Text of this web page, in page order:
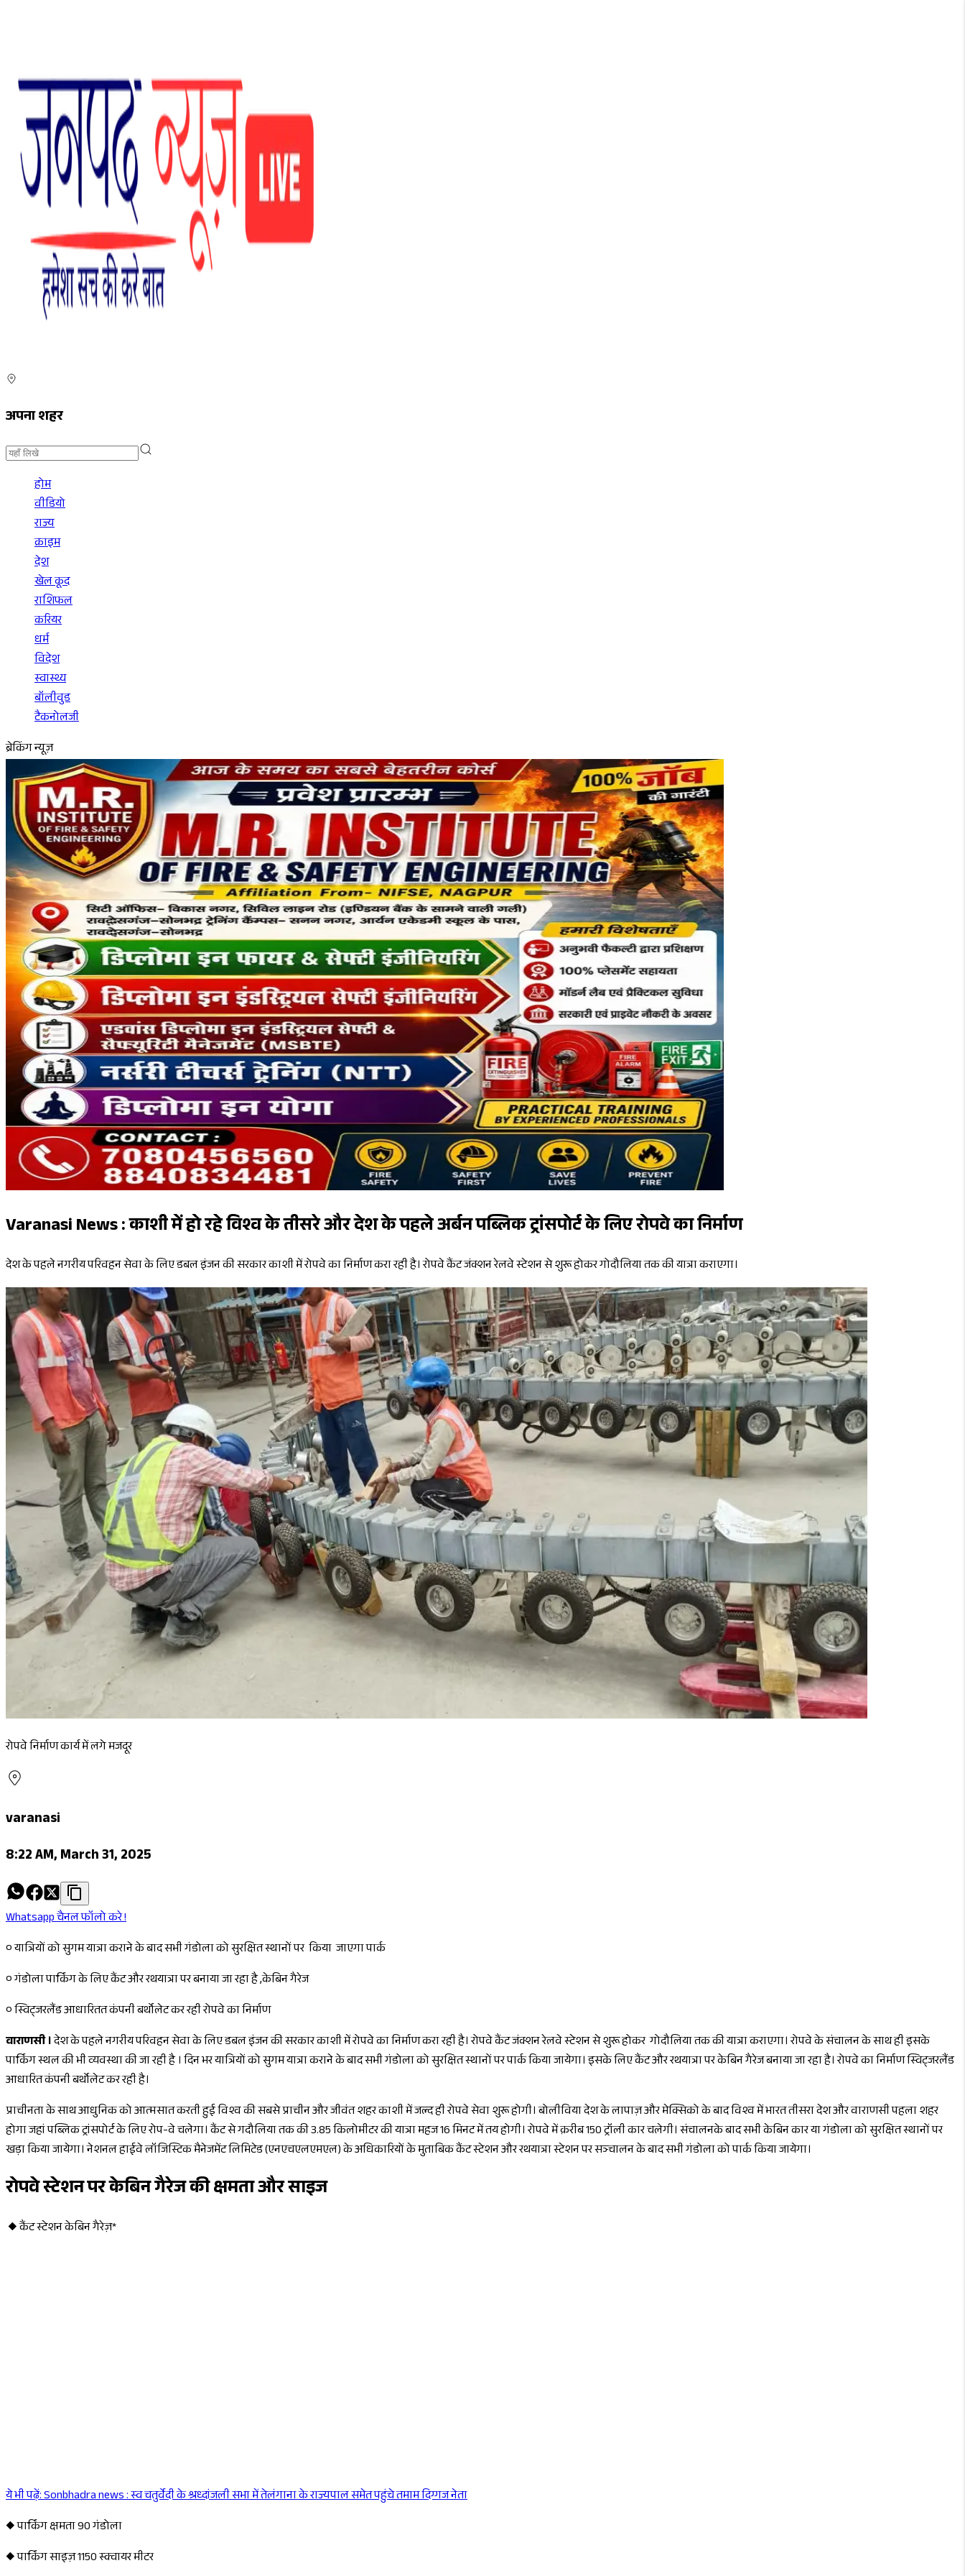
अपना शहर
होम
वीडियो
राज्य
क्राइम
देश
खेल कूद
राशिफल
करियर
धर्म
विदेश
स्वास्थ्य
बॉलीवुड
टैकनोलजी
ब्रेकिंग न्यूज़
Varanasi News : काशी में हो रहे विश्व के तीसरे और देश के पहले अर्बन पब्लिक ट्रांसपोर्ट के लिए रोपवे का निर्माण
देश के पहले नगरीय परिवहन सेवा के लिए डबल इंजन की सरकार काशी में रोपवे का निर्माण करा रही है। रोपवे कैंट जंक्शन रेलवे स्टेशन से शुरू होकर गोदौलिया तक की यात्रा कराएगा।
रोपवे निर्माण कार्य में लगे मजदूर
varanasi
8:22 AM, March 31, 2025
Whatsapp चैनल फॉलो करे !
० यात्रियों को सुगम यात्रा कराने के बाद सभी गंडोला को सुरक्षित स्थानों पर किया जाएगा पार्क
० गंडोला पार्किंग के लिए कैंट और रथयात्रा पर बनाया जा रहा है ,केबिन गैरेज
० स्विट्जरलैंड आधारितत कंपनी बर्थोलेट कर रही रोपवे का निर्माण
वाराणसी ।देश के पहले नगरीय परिवहन सेवा के लिए डबल इंजन की सरकार काशी में रोपवे का निर्माण करा रही है। रोपवे कैंट जंक्शन रेलवे स्टेशन से शुरू होकर गोदौलिया तक की यात्रा कराएगा। रोपवे के संचालन के साथ ही इसके
पार्किंग स्थल की भी व्यवस्था की जा रही है । दिन भर यात्रियों को सुगम यात्रा कराने के बाद सभी गंडोला को सुरक्षित स्थानों पर पार्क किया जायेगा। इसके लिए कैंट और रथयात्रा पर केबिन गैरेज बनाया जा रहा है। रोपवे का निर्माण स्विट्जरलैंड
आधारित कंपनी बर्थोलेट कर रही है।
प्राचीनता के साथ आधुनिक को आत्मसात करती हुई विश्व की सबसे प्राचीन और जीवंत शहर काशी में जल्द ही रोपवे सेवा शुरू होगी। बोलीविया देश के लापाज़ और मेक्सिको के बाद विश्व में भारत तीसरा देश और वाराणसी पहला शहर
होगा जहां पब्लिक ट्रांसपोर्ट के लिए रोप-वे चलेगा। कैंट से गदौलिया तक की 3.85 किलोमीटर की यात्रा महज 16 मिनट में तय होगी। रोपवे में क़रीब 150 ट्रॉली कार चलेगी। संचालनके बाद सभी केबिन कार या गंडोला को सुरक्षित स्थानों पर
खड़ा किया जायेगा। नेशनल हाईवे लॉजिस्टिक मैनेजमेंट लिमिटेड (एनएचएलएमएल) के अधिकारियों के मुताबिक कैंट स्टेशन और रथयात्रा स्टेशन पर सञ्चालन के बाद सभी गंडोला को पार्क किया जायेगा।
रोपवे स्टेशन पर केबिन गैरेज की क्षमता और साइज
◆ कैंट स्टेशन केबिन गैरेज़*
Sponsored
ये भी पढ़ें:Sonbhadra news : स्व चतुर्वेदी के श्रध्दांजली सभा में तेलंगाना के राज्यपाल समेत पहुंचे तमाम दिग्गज नेता
◆ पार्किंग क्षमता 90 गंडोला
◆ पार्किंग साइज़ 1150 स्क्वायर मीटर